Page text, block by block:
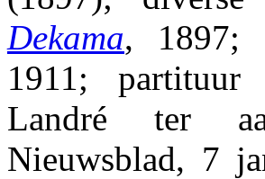
Dekama, 1897;
1911; partituur
Landré ter
Nieuwsblad, 7